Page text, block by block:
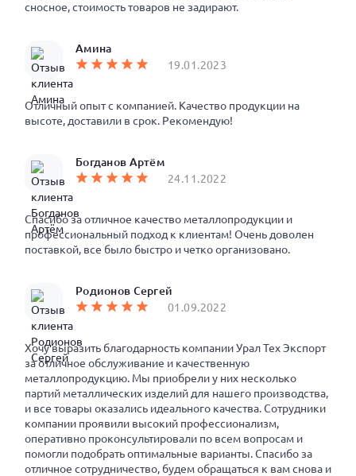
сносное, стоимость товаров не задирают.
Амина
19.01.2023
Отличный опыт с компанией. Качество продукции на
высоте, доставили в срок. Рекомендую!
Богданов Артём
24.11.2022
Спасибо за отличное качество металлопродукции и
профессиональный подход к клиентам! Очень доволен
поставкой, все было быстро и четко организовано.
Родионов Сергей
01.09.2022
Хочу выразить благодарность компании Урал Тех Экспорт
за отличное обслуживание и качественную
металлопродукцию. Мы приобрели у них несколько
партий металлических изделий для нашего производства,
и все товары оказались идеального качества. Сотрудники
компании проявили высокий профессионализм,
оперативно проконсультировали по всем вопросам и
помогли подобрать оптимальные варианты. Спасибо за
отличное сотрудничество, будем обращаться к вам снова и